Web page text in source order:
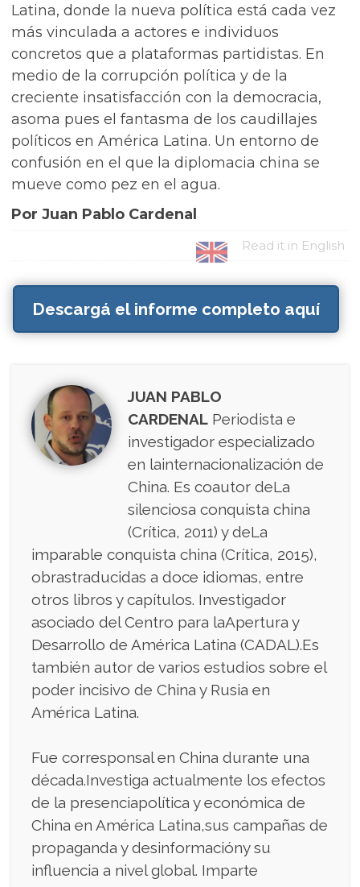
Latina, donde la nueva política está cada vez
más vinculada a actores e individuos
concretos que a plataformas partidistas. En
medio de la corrupción política y de la
creciente insatisfacción con la democracia,
asoma pues el fantasma de los caudillajes
políticos en América Latina. Un entorno de
confusión en el que la diplomacia china se
mueve como pez en el agua.
Por Juan Pablo Cardenal
Read it in English
Descargá el informe completo aquí
JUAN PABLO
CARDENAL Periodista e
investigador especializado
en lainternacionalización de
China. Es coautor deLa
silenciosa conquista china
(Crítica, 2011) y deLa
imparable conquista china (Crítica, 2015),
obrastraducidas a doce idiomas, entre
otros libros y capítulos. Investigador
asociado del Centro para laApertura y
Desarrollo de América Latina (CADAL).Es
también autor de varios estudios sobre el
poder incisivo de China y Rusia en
América Latina.
Fue corresponsal en China durante una
década.Investiga actualmente los efectos
de la presenciapolítica y económica de
China en América Latina,sus campañas de
propaganda y desinformacióny su
influencia a nivel global. Imparte